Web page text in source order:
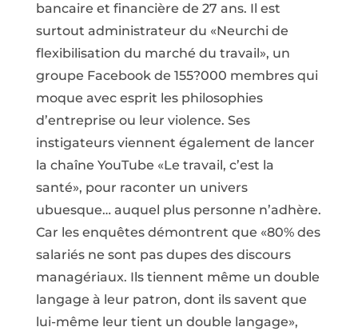
bancaire et financière de 27 ans. Il est
surtout administrateur du «Neurchi de
flexibilisation du marché du travail», un
groupe Facebook de 155?000 membres qui
moque avec esprit les philosophies
d’entreprise ou leur violence. Ses
instigateurs viennent également de lancer
la chaîne YouTube «Le travail, c’est la
santé», pour raconter un univers
ubuesque… auquel plus personne n’adhère.
Car les enquêtes démontrent que «80% des
salariés ne sont pas dupes des discours
managériaux. Ils tiennent même un double
langage à leur patron, dont ils savent que
lui-même leur tient un double langage»,